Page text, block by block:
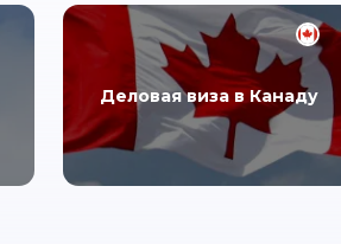
Деловая виза в Канаду